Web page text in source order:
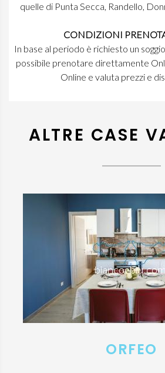
quelle di Punta Secca, Randello,
CONDIZIONI
In base al periodo è richiesto un
possibile prenotare direttamente
Online e valuta prezzi e
ALTRE CASE
ORFEO